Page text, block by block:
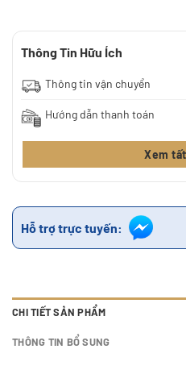
Thông Tin Hữu Ích
Thông tin vận chuyển
Hướng dẫn thanh toán
Xem
Hỗ trợ trực tuyến:
CHI TIẾT SẢN PHẨM
THÔNG TIN BỔ SUNG